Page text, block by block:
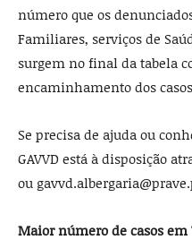
número que os
Familiares, serviços de
surgem no final da tabela
encaminhamento dos
Se precisa de ajuda ou
GAVVD está à disposição
ou
Maior número de casos em